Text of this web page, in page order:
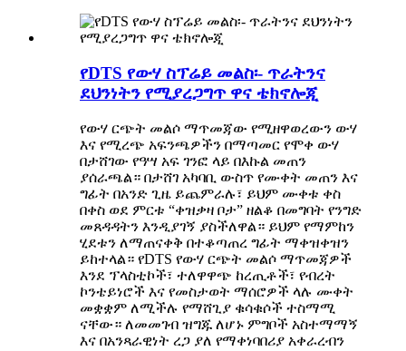
የDTS የውሃ ስፕሬይ መልስ፡- ጥራትንና
ደህንነትን የሚያረጋግጥ ዋና ቴክኖሎጂ
የውሃ ርጭት መልሶ ማጥመጃው የሚዘዋወረውን ውሃ
እና የሚረጭ አፍንጫዎችን በማጣመር የሞቀ ውሃ
በታሸገው የዓሣ አፍ ገንፎ ላይ በእኩል መጠን
ያሰራጫል። በታሸገ አካባቢ ውስጥ የሙቀት መጠን እና
ግፊት በአንድ ጊዜ ይጨምራሉ፣ ይህም ሙቀቱ ቀስ
በቀስ ወደ ምርቱ “ቀዝቃዛ ቦታ” ዘልቆ በመግባት የንግድ
መጸዳዳትን እንዲያገኝ ያስችለዋል። ይህም የማምከን
ሂደቱን ለማጠናቀቅ በተቆጣጠረ ግፊት ማቀዝቀዝን
ይከተላል። የDTS የውሃ ርጭት መልሶ ማጥመጃዎች
እንደ ፕላስቲኮች፣ ተለዋዋጭ ከረጢቶች፣ የብረት
ኮንቴይነሮች እና የመስታወት ማሰሮዎች ላሉ ሙቀት
መቋቋም ለሚችሉ የማሸጊያ ቁሳቁሶች ተስማሚ
ናቸው። ለመመገብ ዝግጁ ለሆኑ ምግቦች አስተማማኝ
እና በአንጻራዊነት ረጋ ያለ የማቀነባበሪያ አቀራረብን